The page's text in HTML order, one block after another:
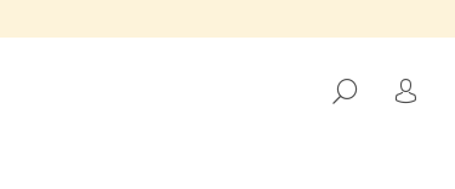
HLEDAT